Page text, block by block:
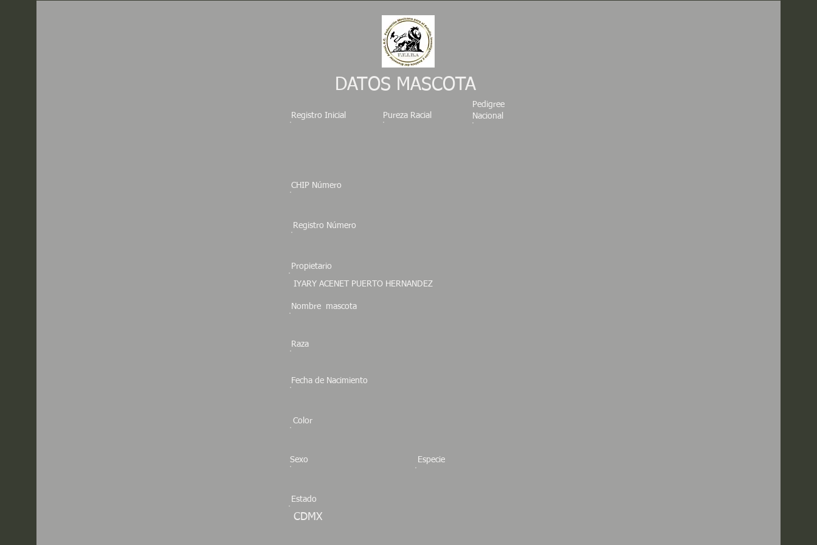
DATOS MASCOTA
Registro Inicial Pureza Racial
Pedigree
Nacional
CHIP Número
Registro Número
Propietario
IYARY ACENET PUERTO HERNANDEZ
Nombre mascota
Raza
Fecha de Nacimiento
Color
Sexo Especie
Estado
CDMX